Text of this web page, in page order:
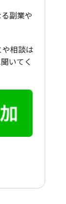
副業や
相談は
いてく